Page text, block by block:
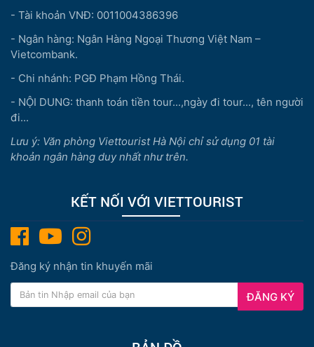
- Tài khoản VNĐ: 0011004386396
- Ngân hàng: Ngân Hàng Ngoại Thương Việt Nam –
Vietcombank.
- Chi nhánh: PGĐ Phạm Hồng Thái.
- NỘI DUNG: thanh toán tiền tour...,ngày đi tour..., tên người
đi...
Lưu ý: Văn phòng Viettourist Hà Nội chỉ sử dụng 01 tài
khoản ngân hàng duy nhất như trên.
KẾT NỐI VỚI VIETTOURIST
Đăng ký nhận tin khuyến mãi
ĐĂNG KÝ